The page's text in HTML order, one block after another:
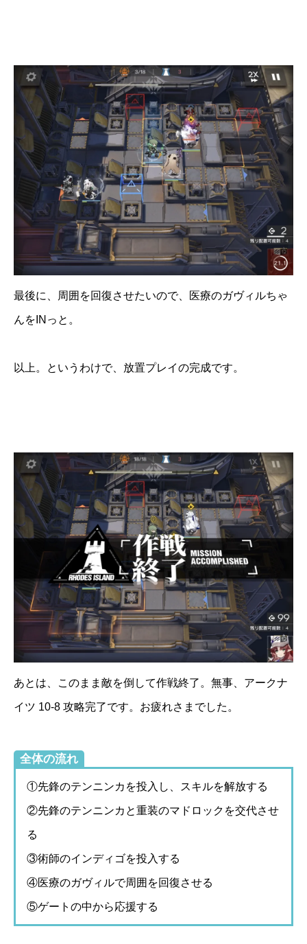
最後に、周囲を回復させたいので、医療のガヴィルちゃ
んをINっと。
以上。というわけで、放置プレイの完成です。
あとは、このまま敵を倒して作戦終了。無事、アークナ
イツ 10-8 攻略完了です。お疲れさまでした。
全体の流れ
①先鋒のテンニンカを投入し、スキルを解放する
②先鋒のテンニンカと重装のマドロックを交代させ
る
③術師のインディゴを投入する
④医療のガヴィルで周囲を回復させる
⑤ゲートの中から応援する